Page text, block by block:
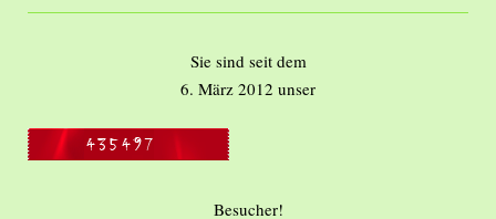
Sie sind seit dem
6. März 2012 unser
Besucher!